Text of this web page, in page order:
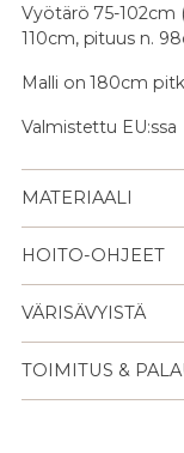
Vyötärö 75-
110cm, pituus n.
Malli on 180cm
Valmistettu EU:ssa
MATERIAALI
HOITO-OHJEET
VÄRISÄVYISTÄ
TOIMITUS &